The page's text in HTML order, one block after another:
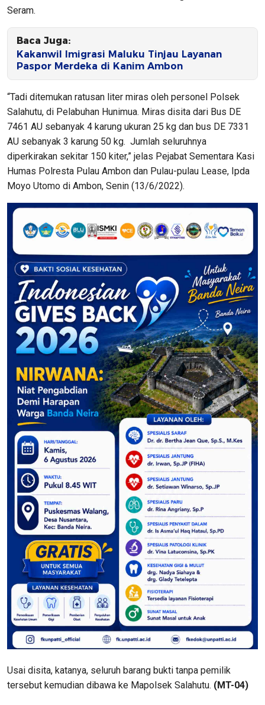
Seram.
Baca Juga:
Kakanwil Imigrasi Maluku Tinjau Layanan
Paspor Merdeka di Kanim Ambon
“Tadi ditemukan ratusan liter miras oleh personel Polsek
Salahutu, di Pelabuhan Hunimua. Miras disita dari Bus DE
7461 AU sebanyak 4 karung ukuran 25 kg dan bus DE 7331
AU sebanyak 3 karung 50 kg. Jumlah seluruhnya
diperkirakan sekitar 150 kiter,” jelas Pejabat Sementara Kasi
Humas Polresta Pulau Ambon dan Pulau-pulau Lease, Ipda
Moyo Utomo di Ambon, Senin (13/6/2022).
Usai disita, katanya, seluruh barang bukti tanpa pemilik
tersebut kemudian dibawa ke Mapolsek Salahutu. (MT-04)